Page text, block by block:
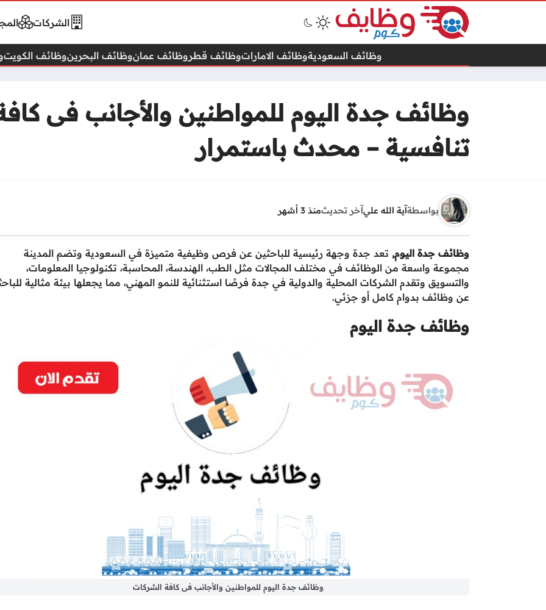
الشركات
وظائف السعوديةوظائف الاماراتوظائف قطروظائف عمانوظائف البحرينوظائف الكويت
وظائف جدة اليوم للمواطنين والأجانب فى
تنافسية – محدث باستمرار
بواسطةآية الله عليآخر تحديثمنذ 3 أشهر
وظائف جدة اليوم, تعد جدة وجهة رئيسية للباحثين عن فرص وظيفية متميزة في السعودية وتضم المدينة
مجموعة واسعة من الوظائف في مختلف المجالات مثل الطب، الهندسة، المحاسبة، تكنولوجيا المعلومات،
والتسويق وتقدم الشركات المحلية والدولية في جدة فرصًا استثنائية للنمو المهني، مما يجعلها بيئة مثالية
عن وظائف بدوام كامل أو جزئي.
وظائف جدة اليوم
وظائف جدة اليوم للمواطنين والأجانب فى كافة الشركات